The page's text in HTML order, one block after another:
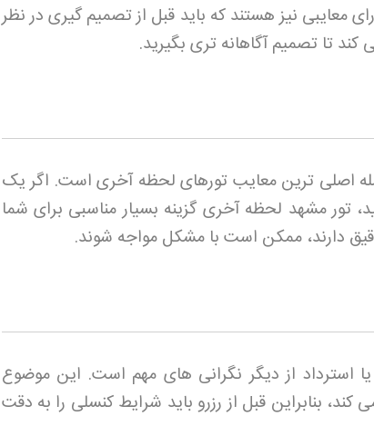
معایبی نیز هستند که باید قبل از تصمیم گیری در نظر
تا تصمیم آگاهانه تری بگیرید.
اصلی ترین معایب تورهای لحظه آخری است. اگر یک
تور مشهد لحظه آخری گزینه بسیار مناسبی برای شما
دقیق دارند، ممکن است با مشکل مواجه شوند.
از دیگر نگرانی های مهم است. این موضوع
بنابراین قبل از رزرو باید شرایط کنسلی را به دقت